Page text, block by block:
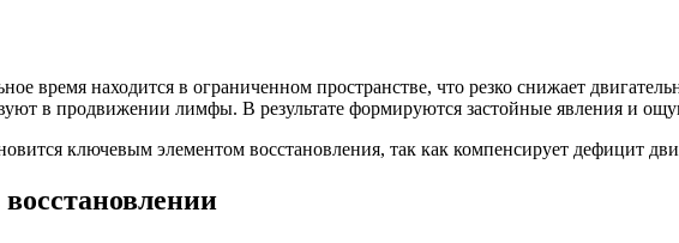
время находится в ограниченном пространстве, что резко снижает
в продвижении лимфы. В результате формируются застойные явления и
ключевым элементом восстановления, так как компенсирует дефицит